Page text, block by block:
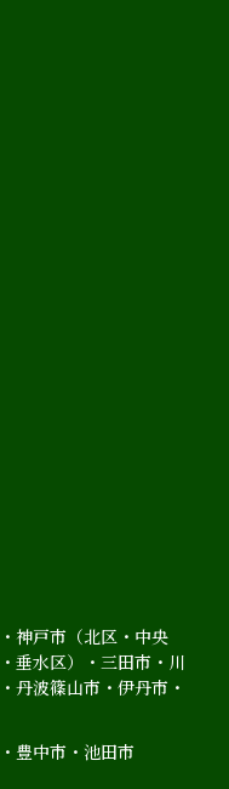
・神戸市（北区 ・ 中央
・垂水区）・三田市 ・ 川
・丹波篠山市 ・伊丹市 ・
・ 豊中市 ・池田市